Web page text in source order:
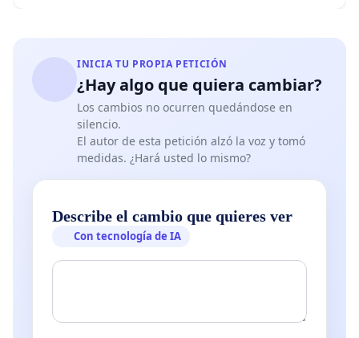
INICIA TU PROPIA PETICIÓN
¿Hay algo que quiera cambiar?
Los cambios no ocurren quedándose en
silencio.
El autor de esta petición alzó la voz y tomó
medidas. ¿Hará usted lo mismo?
Describe el cambio que quieres ver
Con tecnología de IA